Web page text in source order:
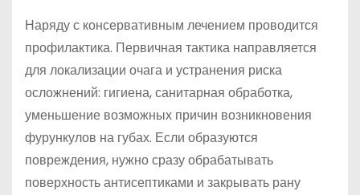
Наряду с консервативным лечением проводится
профилактика. Первичная тактика направляется
для локализации очага и устранения риска
осложнений: гигиена, санитарная обработка,
уменьшение возможных причин возникновения
фурункулов на губах. Если образуются
повреждения, нужно сразу обрабатывать
поверхность антисептиками и закрывать рану